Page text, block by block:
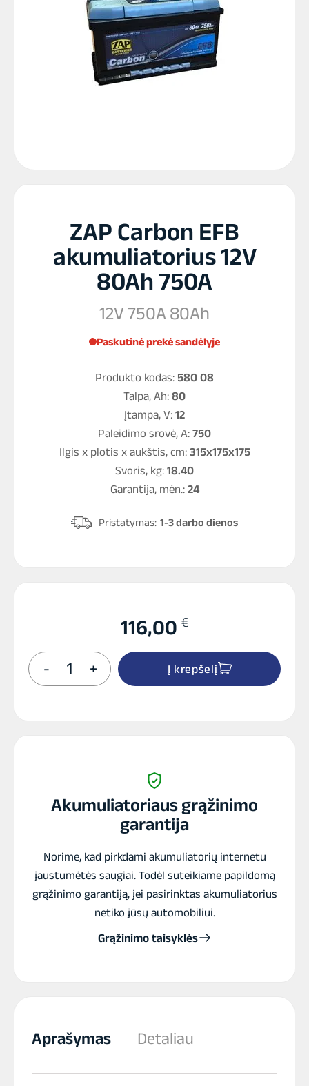
ZAP Carbon EFB
akumuliatorius 12V
80Ah 750A
12V 750A 80Ah
Paskutinė prekė sandėlyje
Produkto kodas: 580 08
Talpa, Ah: 80
Įtampa, V: 12
Paleidimo srovė, A: 750
Ilgis x plotis x aukštis, cm: 315x175x175
Svoris, kg: 18.40
Garantija, mėn.: 24
Pristatymas: 1-3 darbo dienos
116,00 €
-
produkto
kiekis:
ZAP
+ Į krepšelį
Akumuliatoriaus grąžinimo
garantija
Norime, kad pirkdami akumuliatorių internetu
jaustumėtės saugiai. Todėl suteikiame papildomą
grąžinimo garantiją, jei pasirinktas akumuliatorius
netiko jūsų automobiliui.
Grąžinimo taisyklės
Aprašymas Detaliau